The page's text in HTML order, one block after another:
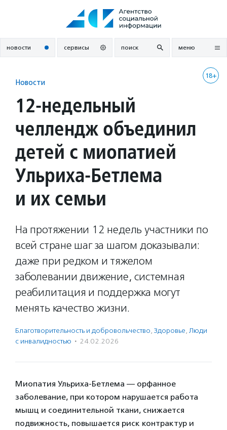
новости сервисы поиск меню
18+
Новости
12-недельный
челлендж объединил
детей с миопатией
Ульриха-Бетлема
и их семьи
На протяжении 12 недель участники по
всей стране шаг за шагом доказывали:
даже при редком и тяжелом
заболевании движение, системная
реабилитация и поддержка могут
менять качество жизни.
Благотвори­тель­ность и доброволь­чест­во, Здоровье, Люди
с инвалидностью · 24.02.2026
Миопатия Ульриха-Бетлема — орфанное
заболевание, при котором нарушается работа
мышц и соединительной ткани, снижается
подвижность, повышается риск контрактур и